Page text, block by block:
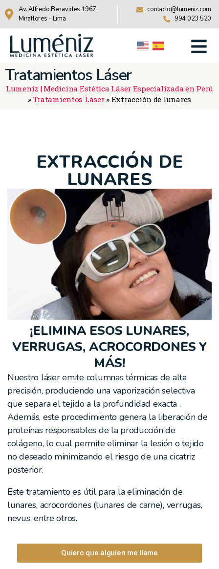
Av. Alfredo Benavides 1967,
Miraflores - Lima
contacto@lumeniz.com
994 023 520
Tratamientos Láser
Lumeniz | Medicina Estética Láser Especializada en Perú
»Tratamientos Láser» Extracción de lunares
EXTRACCIÓN DE
LUNARES
¡ELIMINA ESOS LUNARES,
VERRUGAS, ACROCORDONES Y
MÁS!
Nuestro láser emite columnas térmicas de alta
precisión, produciendo una vaporización selectiva
que separa el tejido a la profundidad exacta .
Además, este procedimiento genera la liberación de
proteínas responsables de la producción de
colágeno, lo cual permite eliminar la lesión o tejido
no deseado minimizando el riesgo de una cicatriz
posterior.
Este tratamiento es útil para la eliminación de
lunares, acrocordones (lunares de carne), verrugas,
nevus, entre otros.
Quiero que alguien me llame